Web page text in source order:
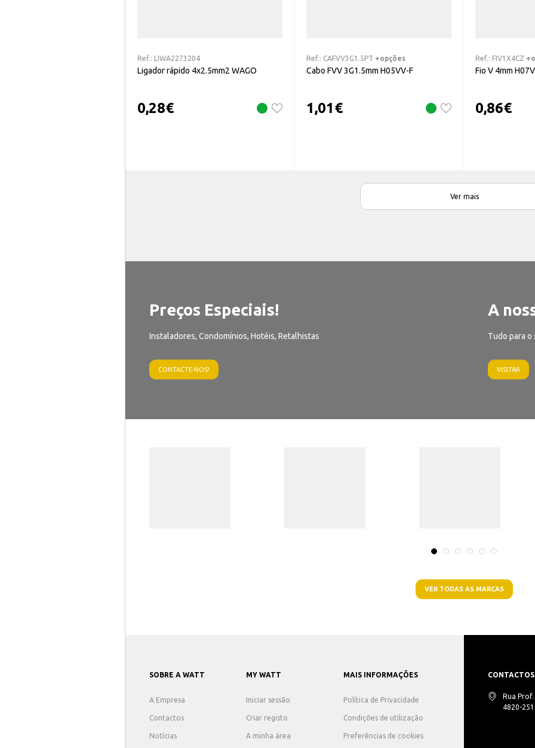
Ref.: LIWA2273204
Ligador rápido 4x2.5mm2 WAGO
0,28€
Ref.: CAFVV3G1.5PT +opções
Cabo FVV 3G1.5mm H05VV-F
1,01€
Ref.: FIV1X4CZ
Fio V 4mm
0,86€
Ver mais
Preços Especiais!
Instaladores, Condomínios, Hotéis, Retalhistas
CONTACTE-NOS!
A
Tudo para o
VISITAR
VER TODAS AS MARCAS
SOBRE A WATT
A Empresa
Contactos
Notícias
MY WATT
Iniciar sessão
Criar registo
A minha área
MAIS INFORMAÇÕES
Política de Privacidade
Condições de utilização
Preferências de cookies
CONTACTOS
Rua
4820-